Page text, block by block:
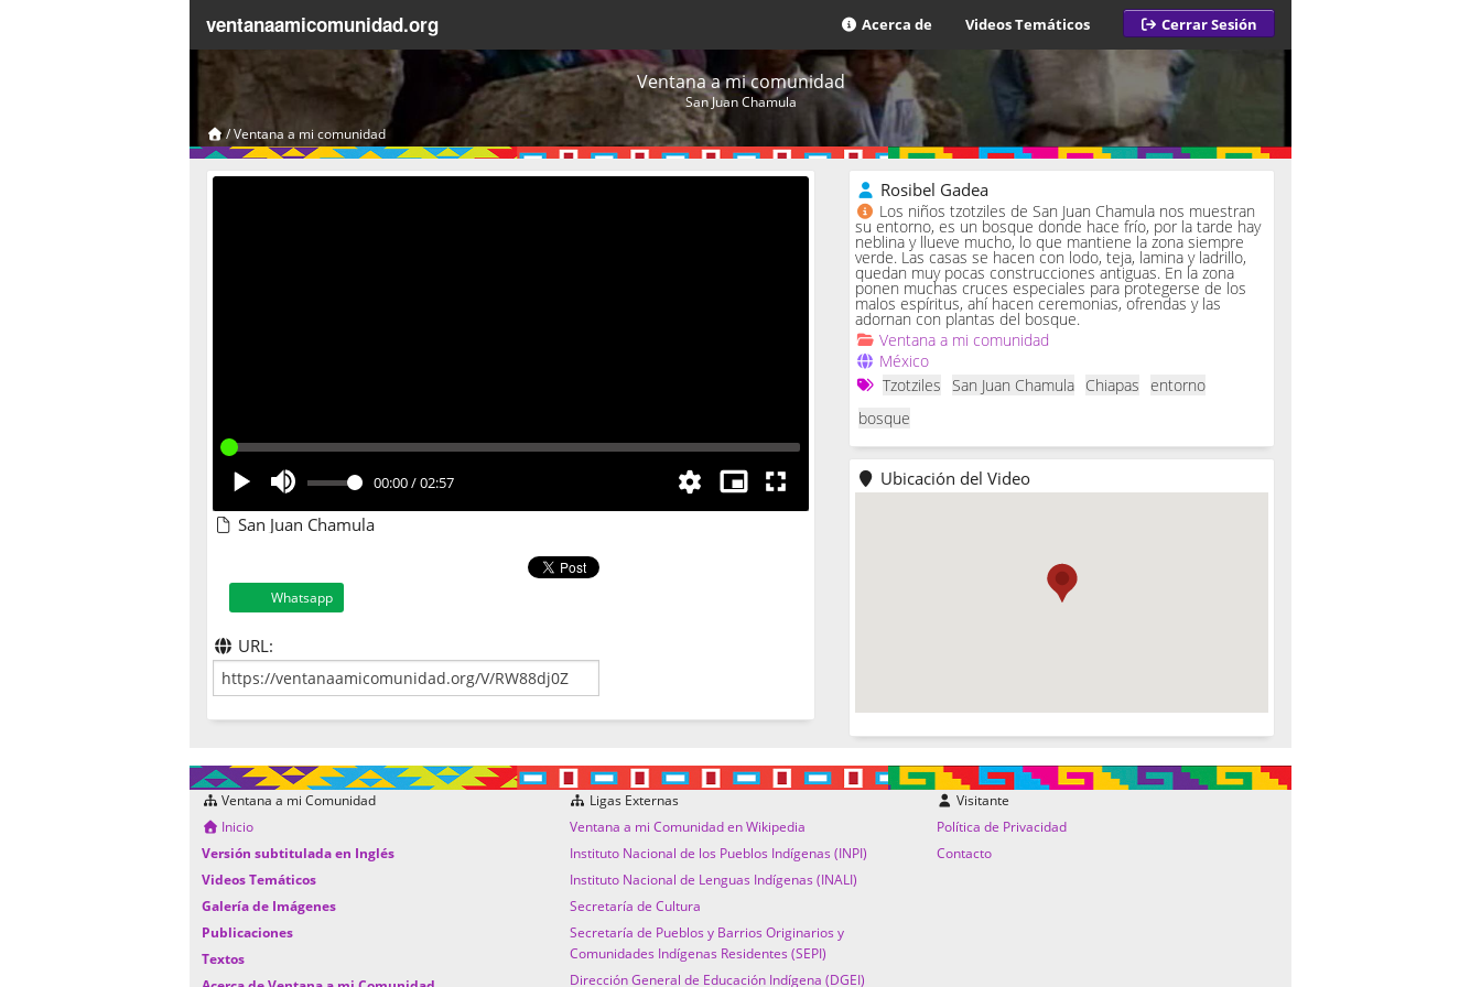
ventanaamicomunidad.org Acerca de Videos Temáticos Cerrar Sesión
Ventana a mi comunidad
San Juan Chamula
/Ventana a mi comunidad
00:00/02:57
San Juan Chamula
Whatsapp
URL:
Rosibel Gadea
Los niños tzotziles de San Juan Chamula nos muestran
su entorno, es un bosque donde hace frío, por la tarde hay
neblina y llueve mucho, lo que mantiene la zona siempre
verde. Las casas se hacen con lodo, teja, lamina y ladrillo,
quedan muy pocas construcciones antiguas. En la zona
ponen muchas cruces especiales para protegerse de los
malos espíritus, ahí hacen ceremonias, ofrendas y las
adornan con plantas del bosque.
Ventana a mi comunidad
México
Tzotziles San Juan Chamula Chiapas entorno
bosque
Ubicación del Video
Ventana a mi Comunidad
Inicio
Versión subtitulada en Inglés
Videos Temáticos
Galería de Imágenes
Publicaciones
Textos
Ligas Externas
Ventana a mi Comunidad en Wikipedia
Instituto Nacional de los Pueblos Indígenas (INPI)
Instituto Nacional de Lenguas Indígenas (INALI)
Secretaría de Cultura
Secretaría de Pueblos y Barrios Originarios y
Comunidades Indígenas Residentes (SEPI)
Dirección General de Educación Indígena (DGEI)
Visitante
Política de Privacidad
Contacto